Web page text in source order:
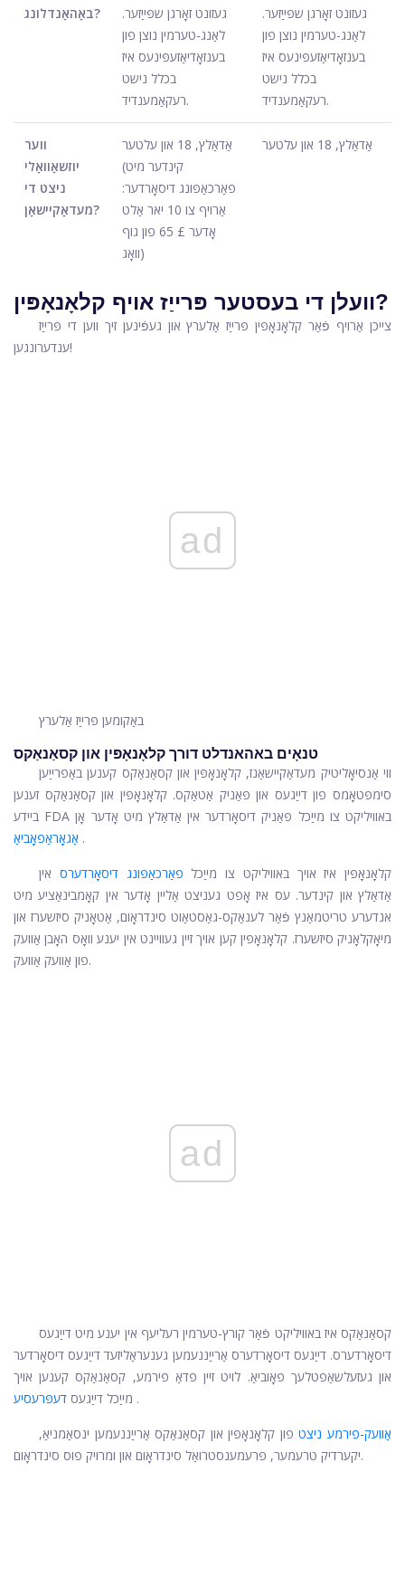
באַהאַנדלונג?
געזונט זאָרגן שפּייַזער.
לאַנג-טערמין נוצן פון
בענזאָדיאַזעפּינעס איז
בכלל נישט
רעקאַמענדיד.
געזונט זאָרגן שפּייַזער.
לאַנג-טערמין נוצן פון
בענזאָדיאַזעפּינעס איז
בכלל נישט
רעקאַמענדיד.
ווער
יוזשאַוואַלי
ניצט די
מעדאַקיישאַן?
אַדאַלץ, 18 און עלטער
(קינדער מיט
פאַרכאַפּונג דיסאָרדער:
אַרויף צו 10 יאר אַלט
אָדער £ 65 פון גוף
וואָג)
אַדאַלץ, 18 און עלטער
וועלן די בעסטער פּרייַז אויף קלאָנאָפּין?
צייכן אַרויף פֿאַר קלאָנאָפּין פּרייַז אַלערץ און געפֿינען זיך ווען די פּרייַז
ענדערונגען!
ad
באַקומען פּרייַז אַלערץ
טנאָים באהאנדלט דורך קלאָנאָפּין און קסאַנאַקס
ווי אַנסיאָליטיק מעדאַקיישאַנז, קלאָנאָפּין און קסאַנאַקס קענען באַפרייַען
סימפּטאָמס פון דייַגעס און פּאַניק אַטאַקס. קלאָנאָפּין און קסאַנאַקס זענען
ביידע FDA באוויליקט צו מייַכל פּאַניק דיסאָרדער אין אַדאַלץ מיט אָדער אָן
אַגאָראַפאָביאַ .
קלאָנאָפּין איז אויך באוויליקט צו מייַכל פאַרכאַפּונג דיסאָרדערס אין
אַדאַלץ און קינדער. עס איז אָפט געניצט אַליין אָדער אין קאָמבינאַציע מיט
אנדערע טריטמאַנץ פֿאַר לענאַקס-גאַסטאַוט סינדראָום, אַטאָניק סיזשערז און
מיאָקלאָניק סיזשערז. קלאָנאָפּין קען אויך זיין געוויינט אין יענע וואָס האָבן אַוועק
פון אַוועק אַוועק.
ad
קסאַנאַקס איז באוויליקט פֿאַר קורץ-טערמין רעליעף אין יענע מיט דייַגעס
דיסאָרדערס. דייַגעס דיסאָרדערס אַרייַננעמען גענעראַליזעד דייַגעס דיסאָרדער
און געזעלשאַפטלעך פאָוביאַ. לויט זיין פדאַ פירמע, קסאַנאַקס קענען אויך
מייַכל דייַגעס דעפּרעסיע .
אַוועק-פירמע ניצטפון קלאָנאָפּין און קסאַנאַקס אַרייַננעמען ינסאַמניאַ,
יקערדיק טרעמער, פּרעמענסטרואַל סינדראָום און ומרויק פוס סינדראָום.